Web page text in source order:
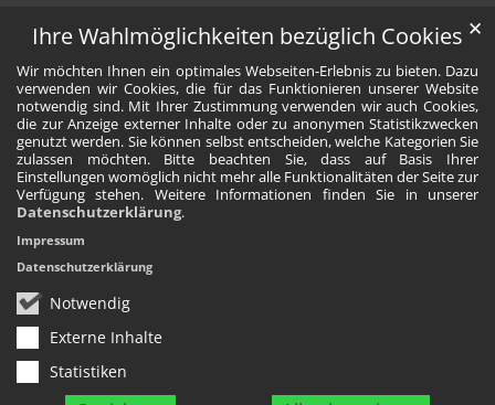
Ihre Wahlmöglichkeiten bezüglich Cookies
Wir möchten Ihnen ein optimales Webseiten-Erlebnis zu bieten. Dazu
verwenden wir Cookies, die für das Funktionieren unserer Website
notwendig sind. Mit Ihrer Zustimmung verwenden wir auch Cookies,
die zur Anzeige externer Inhalte oder zu anonymen Statistikzwecken
genutzt werden. Sie können selbst entscheiden, welche Kategorien Sie
zulassen möchten. Bitte beachten Sie, dass auf Basis Ihrer
Einstellungen womöglich nicht mehr alle Funktionalitäten der Seite zur
Verfügung stehen. Weitere Informationen finden Sie in unserer
Datenschutzerklärung.
Notwendig
Externe Inhalte
Statistiken
✕
Impressum
Datenschutzerklärung